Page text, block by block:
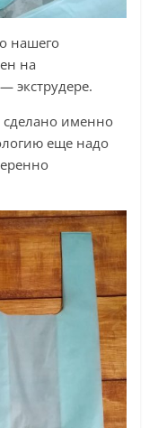
нашего
на
экструдере.
сделано именно
еще надо